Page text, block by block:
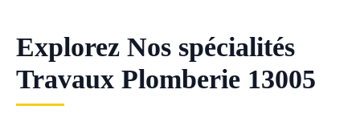
Explorez Nos spécialités
Travaux Plomberie 13005